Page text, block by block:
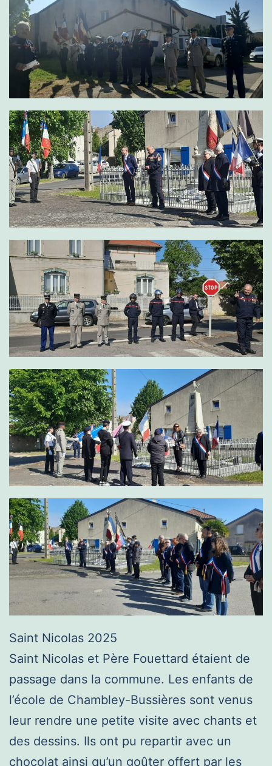
Saint Nicolas 2025
Saint Nicolas et Père Fouettard étaient de
passage dans la commune. Les enfants de
l’école de Chambley-Bussières sont venus
leur rendre une petite visite avec chants et
des dessins. Ils ont pu repartir avec un
chocolat ainsi qu’un goûter offert par les